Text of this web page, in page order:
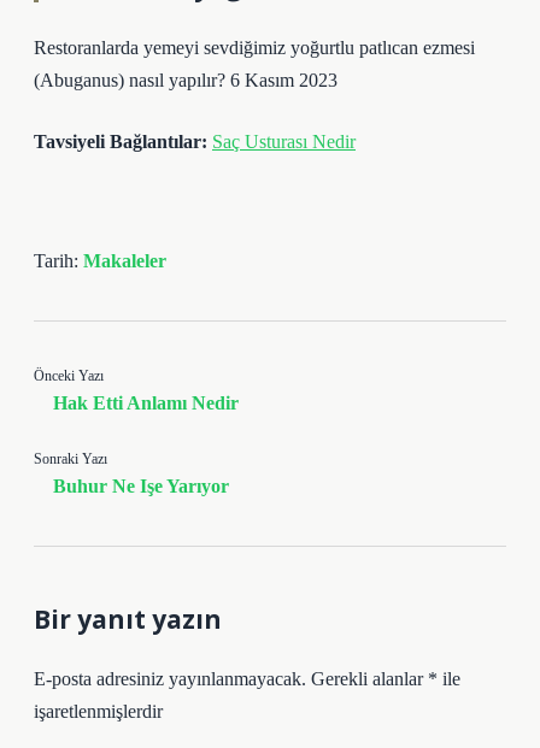
Restoranlarda yemeyi sevdiğimiz yoğurtlu patlıcan ezmesi
(Abuganus) nasıl yapılır? 6 Kasım 2023
Tavsiyeli Bağlantılar: Saç Usturası Nedir
Tarih: Makaleler
Önceki Yazı
Hak Etti Anlamı Nedir
Sonraki Yazı
Buhur Ne Işe Yarıyor
Bir yanıt yazın
E-posta adresiniz yayınlanmayacak. Gerekli alanlar * ile
işaretlenmişlerdir